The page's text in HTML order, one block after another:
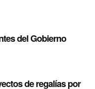
del Gobierno
de regalías por